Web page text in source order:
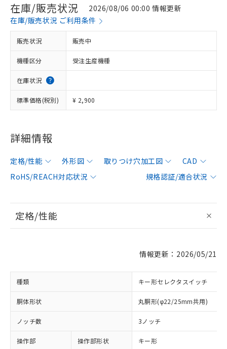
在庫/販売状況
2026/08/06 00:00 情報更新
在庫/販売状況 ご利用条件
販売状況 販売中
機種区分 受注生産機種
在庫状況
標準価格(税別) ¥ 2,900
詳細情報
定格/性能 外形図 取りつけ穴加工図
CAD
RoHS/REACH対応状況
規格認証/適合状況
定格/性能
情報更新：2026/05/21
種類 キー形セレクタスイッチ
胴体形状 丸胴形(φ22/25mm共用)
ノッチ数 3ノッチ
操作部 操作部形状 キー形